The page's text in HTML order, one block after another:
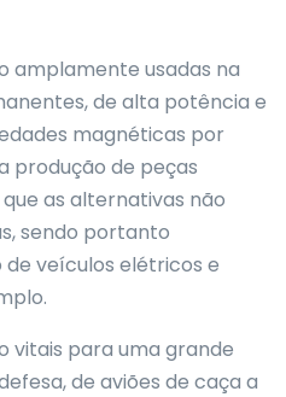
amplamente usadas na
de alta potência e
magnéticas por
produção de peças
as alternativas não
sendo portanto
veículos elétricos e
vitais para uma grande
de aviões de caça a